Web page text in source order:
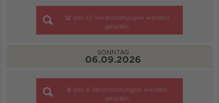
12 von 12 Veranstaltungen werden
geladen
SONNTAG
06.09.2026
6 von 6 Veranstaltungen werden
geladen